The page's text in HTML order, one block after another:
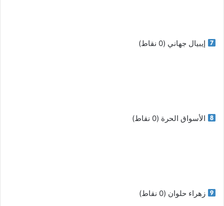
إيبيال جهاني (0 نقاط)
الأسواق الحرة (0 نقاط)
زهراء حلوان (0 نقاط)